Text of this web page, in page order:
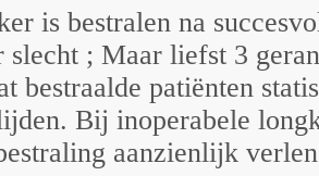
is bestralen na
slecht ; Maar liefst 3
bestraalde patiënten
Bij inoperabele
aanzienlijk